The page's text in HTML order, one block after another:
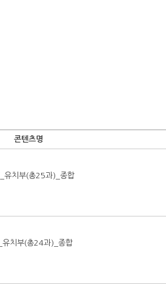
콘텐츠명
유치부(총25과)_종합
유치부(총24과)_종합